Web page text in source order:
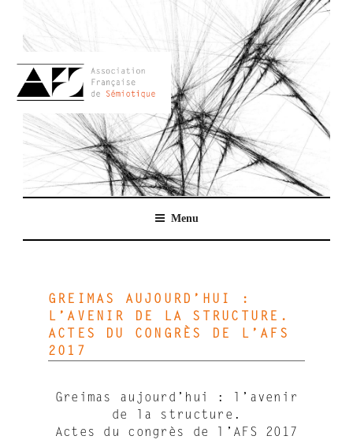
contenu
AFSEMIO.FR
Menu
GREIMAS AUJOURD’HUI :
L’AVENIR DE LA STRUCTURE.
ACTES DU CONGRÈS DE L’AFS
2017
Greimas aujourd’hui : l’avenir
de la structure.
Actes du congrès de l’AFS 2017